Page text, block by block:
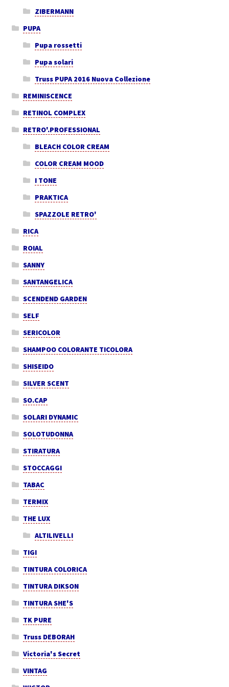
ZIBERMANN
PUPA
Pupa rossetti
Pupa solari
Truss PUPA 2016 Nuova Collezione
REMINISCENCE
RETINOL COMPLEX
RETRO'.PROFESSIONAL
BLEACH COLOR CREAM
COLOR CREAM MOOD
I TONE
PRAKTICA
SPAZZOLE RETRO'
RICA
ROIAL
SANNY
SANTANGELICA
SCENDEND GARDEN
SELF
SERICOLOR
SHAMPOO COLORANTE TICOLORA
SHISEIDO
SILVER SCENT
SO.CAP
SOLARI DYNAMIC
SOLOTUDONNA
STIRATURA
STOCCAGGI
TABAC
TERMIX
THE LUX
ALTILIVELLI
TIGI
TINTURA COLORICA
TINTURA DIKSON
TINTURA SHE'S
TK PURE
Truss DEBORAH
Victoria's Secret
VINTAG